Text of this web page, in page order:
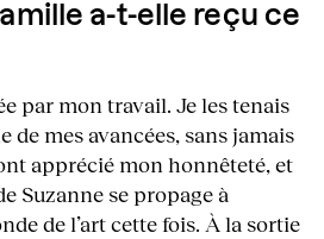
a-t-elle reçu ce
par mon travail. Je les tenais
de mes avancées, sans jamais
apprécié mon honnêteté, et
Suzanne se propage à
de l’art cette fois. À la sortie